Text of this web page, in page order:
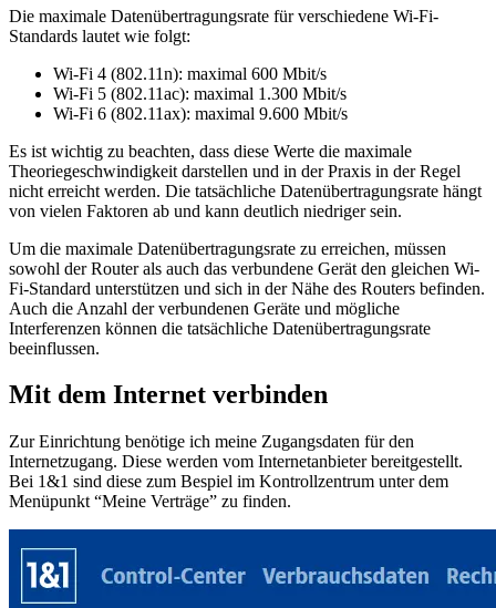
Die maximale Datenübertragungsrate für verschiedene Wi-Fi-
Standards lautet wie folgt:
Wi-Fi 4 (802.11n): maximal 600 Mbit/s
Wi-Fi 5 (802.11ac): maximal 1.300 Mbit/s
Wi-Fi 6 (802.11ax): maximal 9.600 Mbit/s
Es ist wichtig zu beachten, dass diese Werte die maximale
Theoriegeschwindigkeit darstellen und in der Praxis in der Regel
nicht erreicht werden. Die tatsächliche Datenübertragungsrate hängt
von vielen Faktoren ab und kann deutlich niedriger sein.
Um die maximale Datenübertragungsrate zu erreichen, müssen
sowohl der Router als auch das verbundene Gerät den gleichen Wi-
Fi-Standard unterstützen und sich in der Nähe des Routers befinden.
Auch die Anzahl der verbundenen Geräte und mögliche
Interferenzen können die tatsächliche Datenübertragungsrate
beeinflussen.
Mit dem Internet verbinden
Zur Einrichtung benötige ich meine Zugangsdaten für den
Internetzugang. Diese werden vom Internetanbieter bereitgestellt.
Bei 1&1 sind diese zum Bespiel im Kontrollzentrum unter dem
Menüpunkt “Meine Verträge” zu finden.